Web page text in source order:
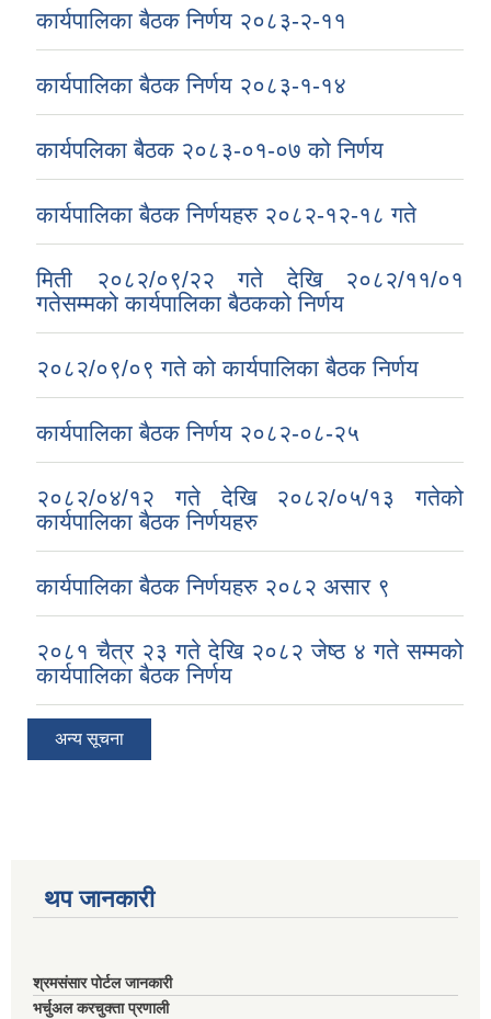
कार्यपालिका बैठक निर्णय २०८३-२-११
कार्यपालिका बैठक निर्णय २०८३-१-१४
कार्यपलिका बैठक २०८३-०१-०७ को निर्णय
कार्यपालिका बैठक निर्णयहरु २०८२-१२-१८ गते
मिती २०८२/०९/२२ गते देखि २०८२/११/०१
गतेसम्मको कार्यपालिका बैठकको निर्णय
२०८२/०९/०९ गते को कार्यपालिका बैठक निर्णय
कार्यपालिका बैठक निर्णय २०८२-०८-२५
२०८२/०४/१२ गते देखि २०८२/०५/१३ गतेको
कार्यपालिका बैठक निर्णयहरु
कार्यपालिका बैठक निर्णयहरु २०८२ असार ९
२०८१ चैत्र २३ गते देखि २०८२ जेष्ठ ४ गते सम्मको
कार्यपालिका बैठक निर्णय
अन्य सूचना
थप जानकारी
श्रमसंसार पोर्टल जानकारी
भर्चुअल करचुक्ता प्रणाली